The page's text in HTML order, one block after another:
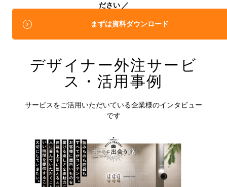
ださい ／
まずは資料ダウンロード
デザイナー外注サービ
ス・活用事例
サービスをご活用いただいている企業様のインタビュー
です